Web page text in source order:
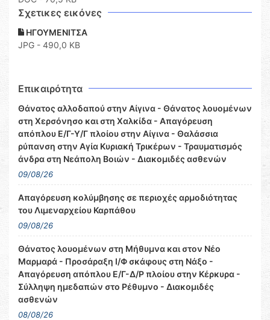
Σχετικες εικόνες
ΗΓΟΥΜΕΝΙΤΣΑ
JPG - 490,0 KB
Επικαιρότητα
Θάνατος αλλοδαπού στην Αίγινα - Θάνατος λουομένων
στη Χερσόνησο και στη Χαλκίδα - Απαγόρευση
απόπλου Ε/Γ-Υ/Γ πλοίου στην Αίγινα - Θαλάσσια
ρύπανση στην Αγία Κυριακή Τρικέρων - Τραυματισμός
άνδρα στη Νεάπολη Βοιών - Διακομιδές ασθενών
09/08/26
Απαγόρευση κολύμβησης σε περιοχές αρμοδιότητας
του Λιμεναρχείου Καρπάθου
09/08/26
Θάνατος λουομένων στη Μήθυμνα και στον Νέο
Μαρμαρά - Προσάραξη Ι/Φ σκάφους στη Νάξο -
Απαγόρευση απόπλου Ε/Γ-Δ/Ρ πλοίου στην Κέρκυρα -
Σύλληψη ημεδαπών στο Ρέθυμνο - Διακομιδές
ασθενών
08/08/26